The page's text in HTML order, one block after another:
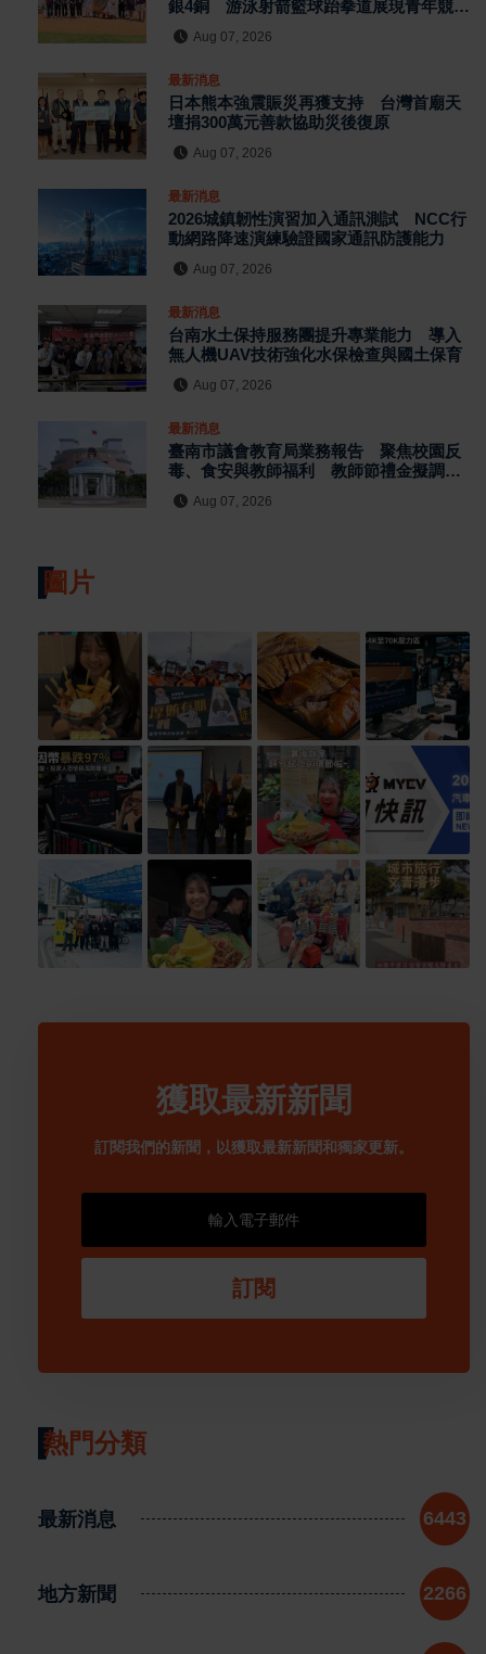
銀4銅 游泳射箭籃球跆拳道展現青年競技
實力
Aug 07, 2026
最新消息
日本熊本強震賑災再獲支持 台灣首廟天
壇捐300萬元善款協助災後復原
Aug 07, 2026
最新消息
2026城鎮韌性演習加入通訊測試 NCC行
動網路降速演練驗證國家通訊防護能力
Aug 07, 2026
最新消息
台南水土保持服務團提升專業能力 導入
無人機UAV技術強化水保檢查與國土保育
Aug 07, 2026
最新消息
臺南市議會教育局業務報告 聚焦校園反
毒、食安與教師福利 教師節禮金擬調升
至千元
Aug 07, 2026
圖片
獲取最新新聞
訂閱我們的新聞，以獲取最新新聞和獨家更新。
訂閱
熱門分類
最新消息 6443
地方新聞 2266